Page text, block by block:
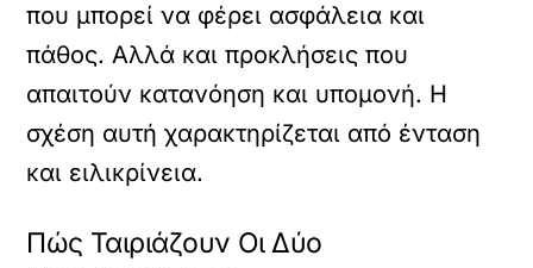
που μπορεί να φέρει ασφάλεια και
πάθος. Αλλά και προκλήσεις που
απαιτούν κατανόηση και υπομονή. Η
σχέση αυτή χαρακτηρίζεται από ένταση
και ειλικρίνεια.
Πώς Ταιριάζουν Οι Δύο